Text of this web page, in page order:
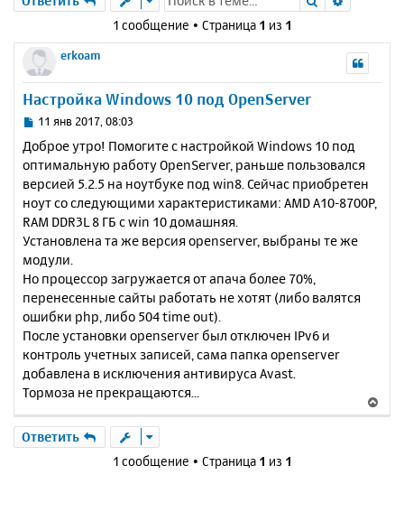
1 сообщение • Страница 1 из 1
erkoam
Настройка Windows 10 под OpenServer
С
о
б
щ
е
н
е
11 янв 2017, 08:03
Доброе утро! Помогите с настройкой Windows 10 под
оптимальную работу OpenServer, раньше пользовался
версией 5.2.5 на ноутбуке под win8. Сейчас приобретен
ноут со следующими характеристиками: AMD A10-8700P,
RAM DDR3L 8 ГБ с win 10 домашняя.
Установлена та же версия openserver, выбраны те же
модули.
Но процессор загружается от апача более 70%,
перенесенные сайты работать не хотят (либо валятся
ошибки php, либо 504 time out).
После установки openserver был отключен IPv6 и
контроль учетных записей, сама папка openserver
добавлена в исключения антивируса Avast.
Тормоза не прекращаются...
е
Ответить
1 сообщение • Страница 1 из 1